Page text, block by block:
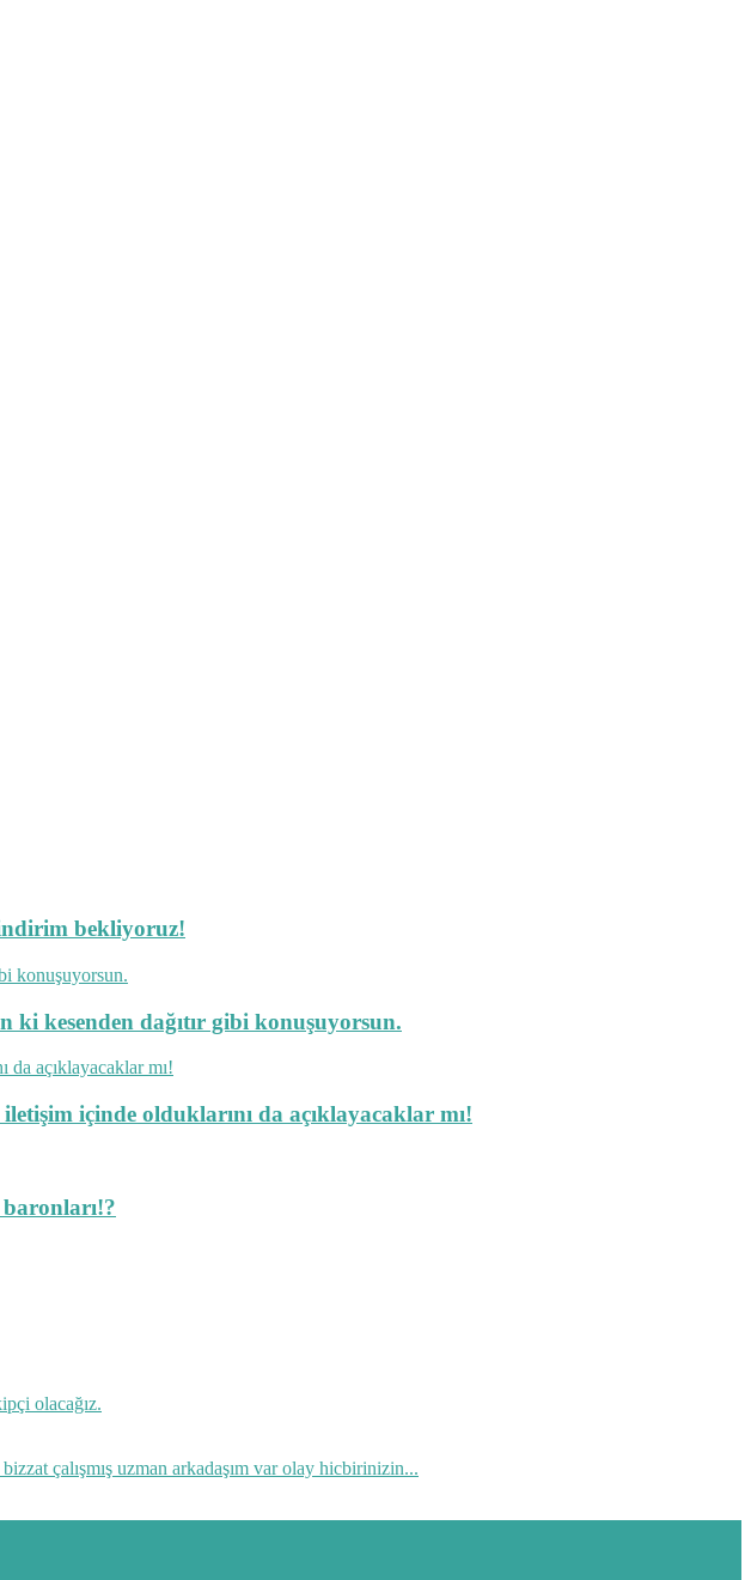
bekliyoruz!
ki kesenden dağıtır gibi konuşuyorsun.
iletişim içinde olduklarını da açıklayacaklar mı!
olacağız.
çalışmış uzman arkadaşım var olay hicbirinizin...